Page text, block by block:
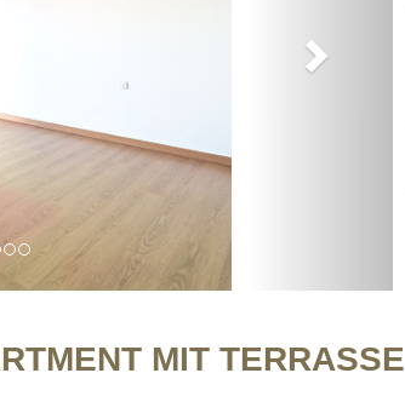
MIT TERRASSE